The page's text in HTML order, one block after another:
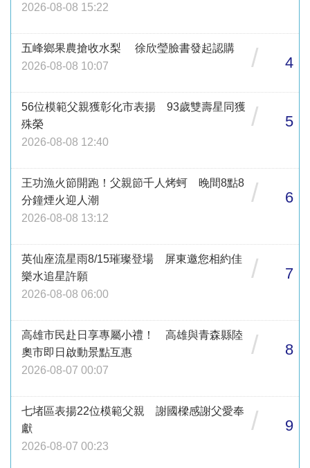
2026-08-08 15:22
五峰鄉果農搶收水梨 徐欣瑩臉書發起認購
2026-08-08 10:07
/ 4
56位模範父親獲彰化市表揚 93歲雙壽星同獲
殊榮
2026-08-08 12:40
/ 5
王功漁火節開跑！父親節千人烤蚵 晚間8點8
分鐘煙火迎人潮
2026-08-08 13:12
/ 6
英仙座流星雨8/15璀璨登場 屏東邀您相約佳
樂水追星許願
2026-08-08 06:00
/ 7
高雄市民赴日享專屬小禮！ 高雄與青森縣陸
奧市即日啟動景點互惠
2026-08-07 00:07
/ 8
七堵區表揚22位模範父親 謝國樑感謝父愛奉
獻
2026-08-07 00:23
/ 9